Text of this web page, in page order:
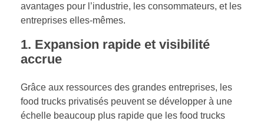
avantages pour l’industrie, les consommateurs, et les
entreprises elles-mêmes.
1. Expansion rapide et visibilité
accrue
Grâce aux ressources des grandes entreprises, les
food trucks privatisés peuvent se développer à une
échelle beaucoup plus rapide que les food trucks